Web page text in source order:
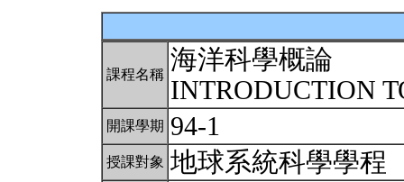
課程名稱 海洋科學概論
INTRODUCTION
開課學期 94-1
授課對象 地球系統科學學程